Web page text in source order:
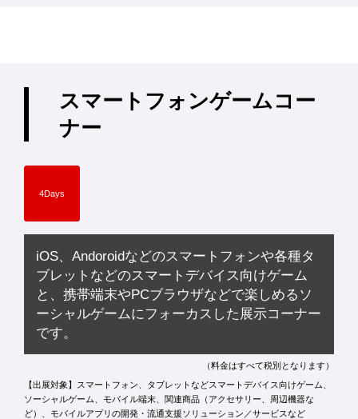
スマートフォンゲームコー
ナー
4Days
iOS、Andoroidなどのスマートフォンや各種タ
ブレットなどのスマートデバイス向けゲーム
と、携帯端末やPCブラウザなどで楽しめるソ
ーシャルゲームにフォーカスした展示コーナー
です。
（料金はすべて税別となります）
【出展対象】スマートフォン、タブレットなどスマートデバイス向けゲーム、
ソーシャルゲーム、モバイル端末、関連商品（アクセサリー、周辺機器な
ど）、モバイルアプリの開発・流通支援ソリューション／サービスなど